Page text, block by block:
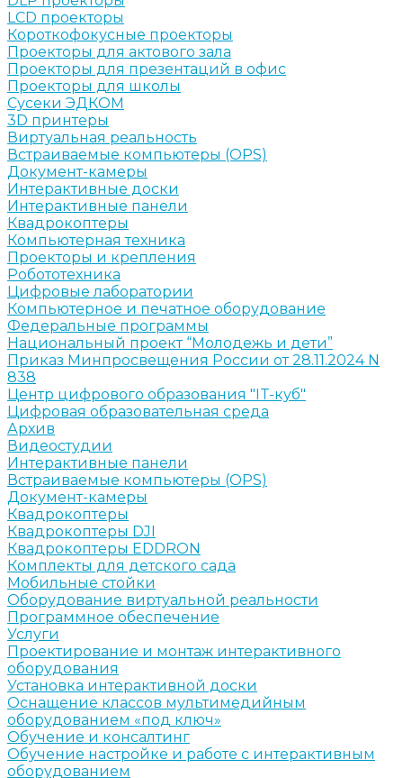
LCD проекторы
Короткофокусные проекторы
Проекторы для актового зала
Проекторы для презентаций в офис
Проекторы для школы
Сусеки ЭДКОМ
3D принтеры
Виртуальная реальность
Встраиваемые компьютеры (OPS)
Документ-камеры
Интерактивные доски
Интерактивные панели
Квадрокоптеры
Компьютерная техника
Проекторы и крепления
Робототехника
Цифровые лаборатории
Компьютерное и печатное оборудование
Федеральные программы
Национальный проект “Молодежь и дети”
Приказ Минпросвещения России от 28.11.2024 N
838
Центр цифрового образования "IT-куб"
Цифровая образовательная среда
Архив
Видеостудии
Интерактивные панели
Встраиваемые компьютеры (OPS)
Документ-камеры
Квадрокоптеры
Квадрокоптеры DJI
Квадрокоптеры EDDRON
Комплекты для детского сада
Мобильные стойки
Оборудование виртуальной реальности
Программное обеспечение
Услуги
Проектирование и монтаж интерактивного
оборудования
Установка интерактивной доски
Оснащение классов мультимедийным
оборудованием «под ключ»
Обучение и консалтинг
Обучение настройке и работе с интерактивным
оборудованием